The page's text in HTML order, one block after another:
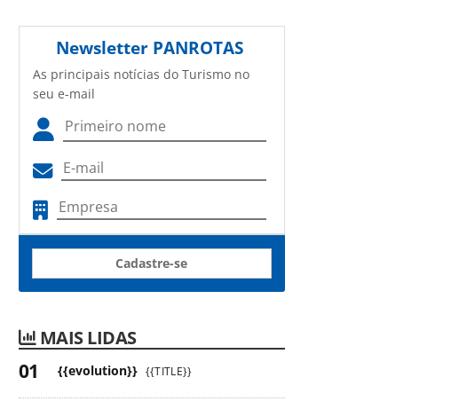
Newsletter PANROTAS
As principais notícias do Turismo no
seu e-mail
Cadastre-se
MAIS LIDAS
{{evolution}} {{TITLE}}